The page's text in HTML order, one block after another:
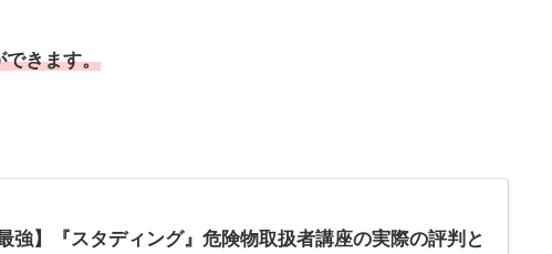
できます。
強】『スタディング』危険物取扱者講座の実際の評判と